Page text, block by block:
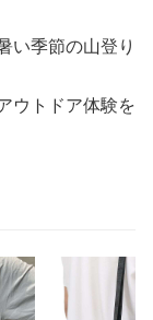
い季節の山登り
ウトドア体験を